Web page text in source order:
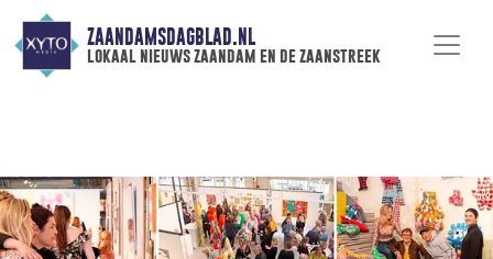
ZAANDAMSDAGBLAD.NL
lokaal nieuws zaandam en de zaanstreek